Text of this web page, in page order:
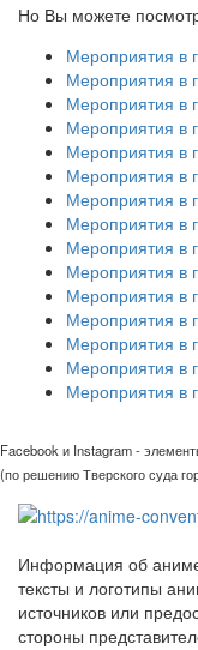
Но Вы можете
Мероприятия в
Мероприятия в
Мероприятия в
Мероприятия в
Мероприятия в
Мероприятия в
Мероприятия в
Мероприятия в
Мероприятия в
Мероприятия в
Мероприятия в
Мероприятия в
Мероприятия в
Мероприятия в
Мероприятия в
Facebook и Instagram -
(по решению Тверского суда
Информация об
тексты и логотипы
источников или
стороны